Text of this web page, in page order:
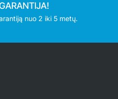
nuo 2 iki 5 metų.